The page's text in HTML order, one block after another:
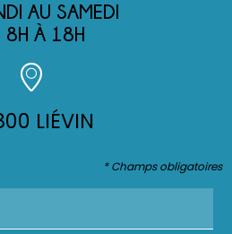
AU SAMEDI
8H À 18H
LIÉVIN
* Champs obligatoires